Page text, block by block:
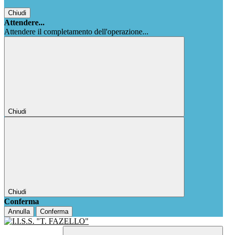
Chiudi
Attendere...
Attendere il completamento dell'operazione...
Chiudi
Chiudi
Conferma
Annulla Conferma